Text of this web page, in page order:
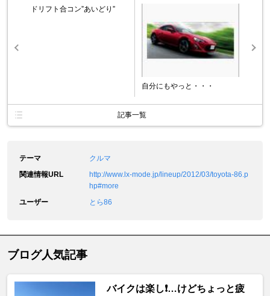
ドリフト合コン”あいどり”
自分にもやっと・・・
記事一覧
テーマ
クルマ
関連情報URL
http://www.lx-mode.jp/lineup/2012/03/toyota-86.p
hp#more
ユーザー
とら86
ブログ人気記事
バイクは楽し❗️…けどちょっと疲